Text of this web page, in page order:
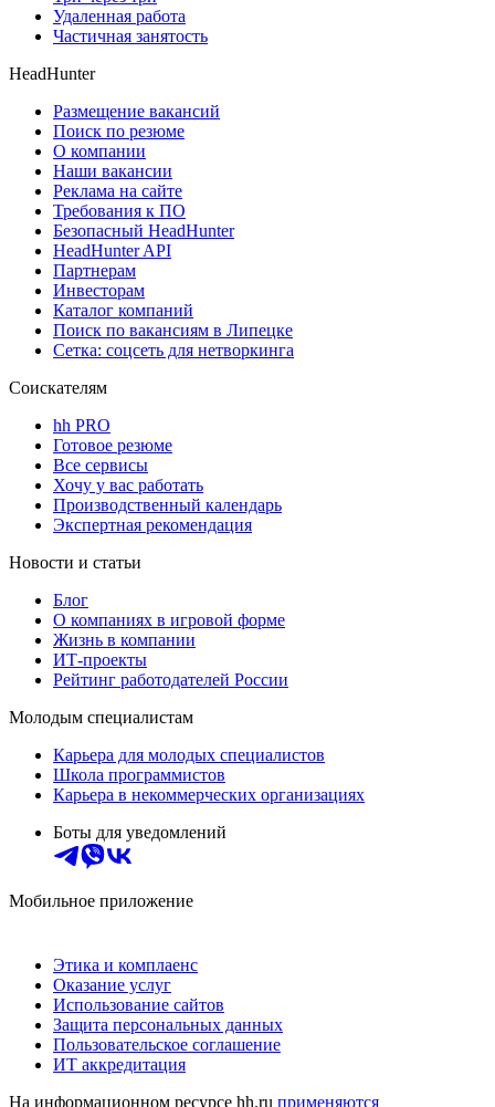
Удаленная работа
Частичная занятость
HeadHunter
Размещение вакансий
Поиск по резюме
О компании
Наши вакансии
Реклама на сайте
Требования к ПО
Безопасный HeadHunter
HeadHunter API
Партнерам
Инвесторам
Каталог компаний
Поиск по вакансиям в Липецке
Сетка: соцсеть для нетворкинга
Соискателям
hh PRO
Готовое резюме
Все сервисы
Хочу у вас работать
Производственный календарь
Экспертная рекомендация
Новости и статьи
Блог
О компаниях в игровой форме
Жизнь в компании
ИТ-проекты
Рейтинг работодателей России
Молодым специалистам
Карьера для молодых специалистов
Школа программистов
Карьера в некоммерческих организациях
Боты для уведомлений
Мобильное приложение
Этика и комплаенс
Оказание услуг
Использование сайтов
Защита персональных данных
Пользовательское соглашение
ИТ аккредитация
На информационном ресурсе hh.ru применяются